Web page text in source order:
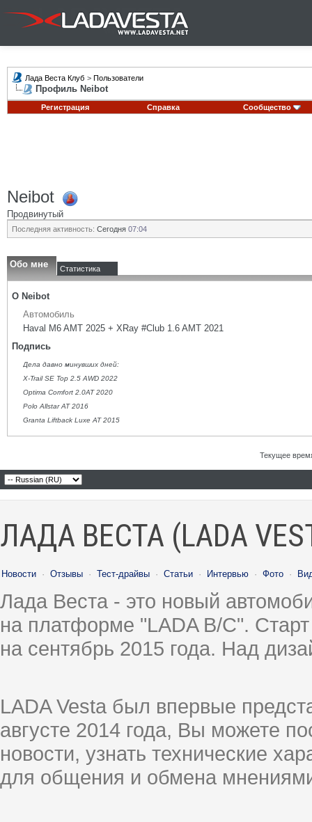
Лада Веста Клуб > Пользователи
Профиль Neibot
Регистрация Справка Сообщество
Neibot
Продвинутый
Последняя активность: Сегодня 07:04
Обо мне Статистика
О Neibot
Автомобиль
Haval M6 AMT 2025 + XRay #Club 1.6 AMT 2021
Подпись
Дела давно минувших дней:
X-Trail SE Top 2.5 AWD 2022
Optima Comfort 2.0AT 2020
Polo Allstar AT 2016
Granta Liftback Luxe AT 2015
Текущее
ЛАДА ВЕСТА (LADA
Новости · Отзывы · Тест-драйвы · Статьи · Интервью · Фото ·
Лада Веста - это новый
на платформе "LADA B/C".
на сентябрь 2015 года. Над
LADA Vesta был впервые
августе 2014 года, Вы можете
новости, узнать технические
для общения и обмена